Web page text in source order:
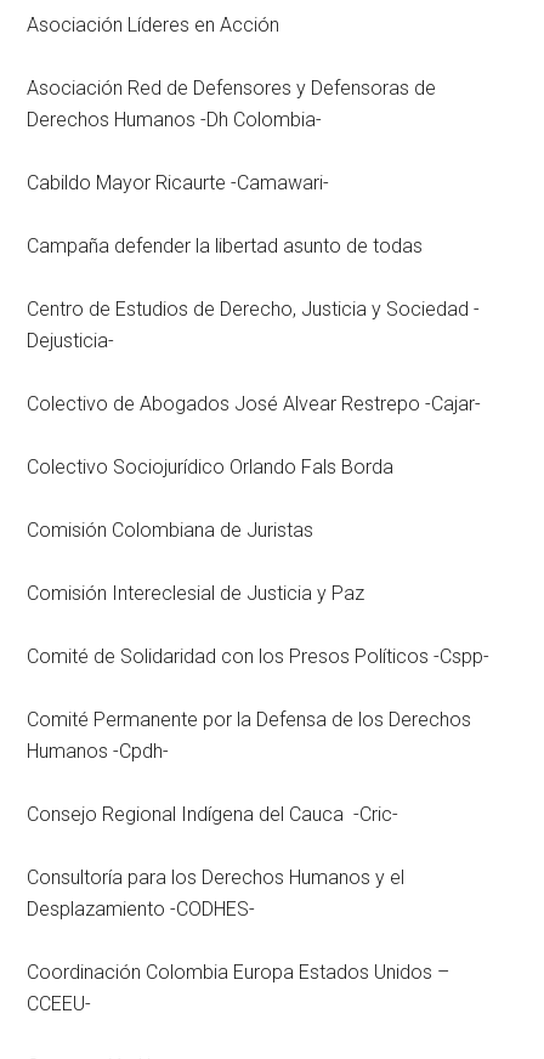
Asociación Líderes en Acción
Asociación Red de Defensores y Defensoras de
Derechos Humanos -Dh Colombia-
Cabildo Mayor Ricaurte -Camawari-
Campaña defender la libertad asunto de todas
Centro de Estudios de Derecho, Justicia y Sociedad -
Dejusticia-
Colectivo de Abogados José Alvear Restrepo -Cajar-
Colectivo Sociojurídico Orlando Fals Borda
Comisión Colombiana de Juristas
Comisión Intereclesial de Justicia y Paz
Comité de Solidaridad con los Presos Políticos -Cspp-
Comité Permanente por la Defensa de los Derechos
Humanos -Cpdh-
Consejo Regional Indígena del Cauca -Cric-
Consultoría para los Derechos Humanos y el
Desplazamiento -CODHES-
Coordinación Colombia Europa Estados Unidos –
CCEEU-